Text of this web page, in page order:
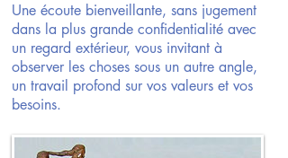
Une écoute bienveillante, sans jugement
dans la plus grande confidentialité avec
un regard extérieur, vous invitant à
observer les choses sous un autre angle,
un travail profond sur vos valeurs et vos
besoins.